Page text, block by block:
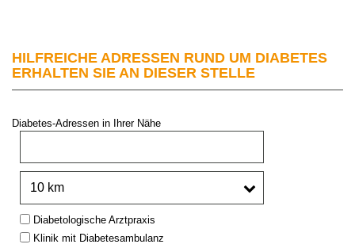
HILFREICHE ADRESSEN RUND UM DIABETES
ERHALTEN SIE AN DIESER STELLE
Diabetes-Adressen in Ihrer Nähe
Type:Diabetologische Arztpraxis
Klinik mit Diabetesambulanz